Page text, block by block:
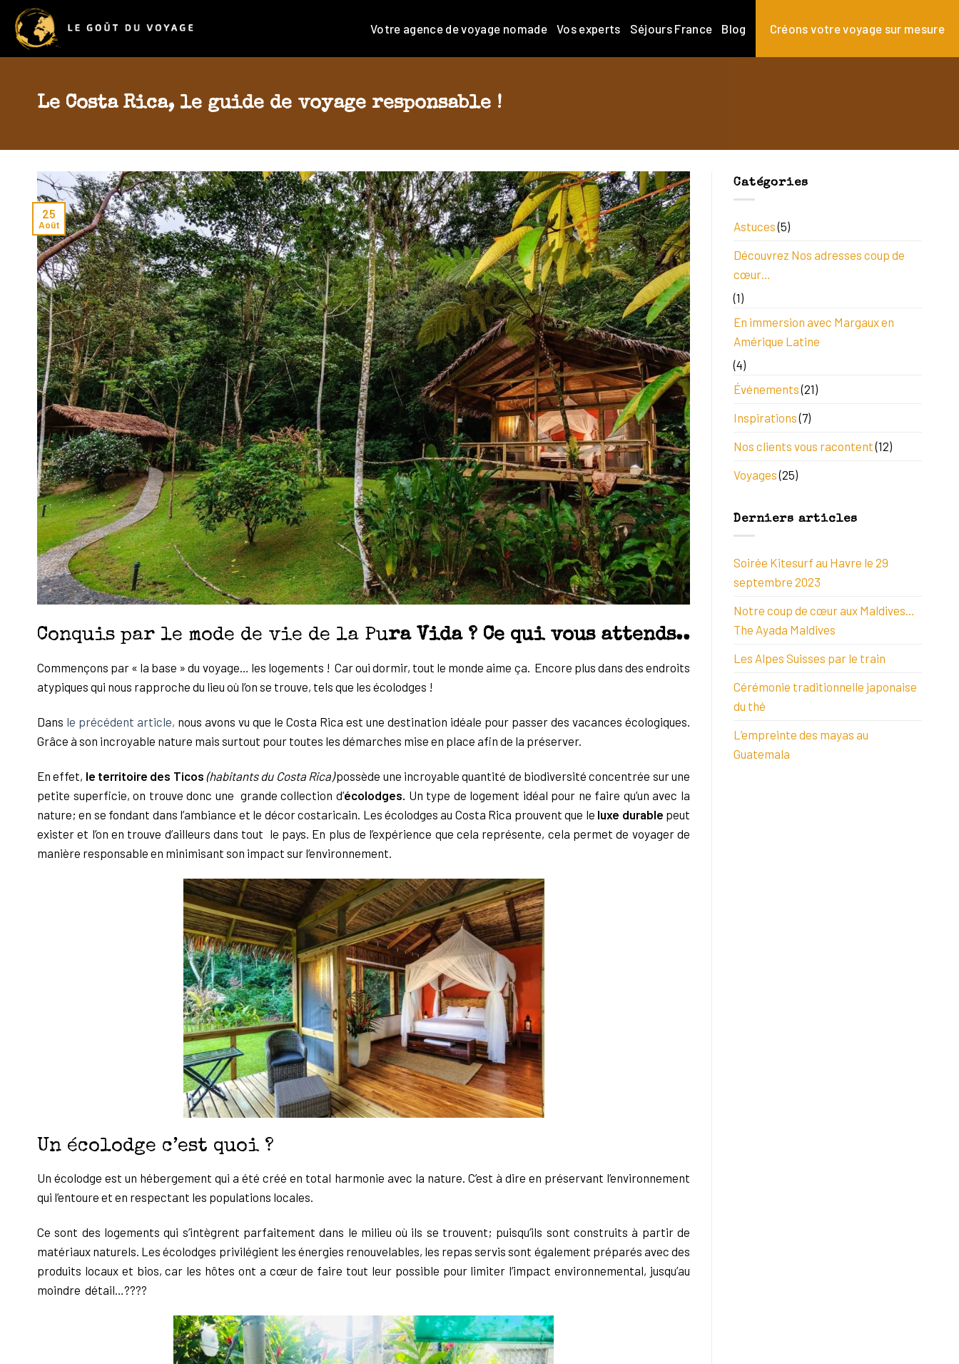
Skip
content
Votre agence de voyage nomade Vos experts Séjours France Blog Créons votre voyage sur mesure
Le Costa Rica, le guide de voyage responsable !
25
Août
Conquis par le mode de vie de la Pura Vida ? Ce qui vous attends..
Commençons par « la base » du voyage… les logements ! Car oui dormir, tout le monde aime ça. Encore plus dans des endroits
atypiques qui nous rapproche du lieu où l’on se trouve, tels que les écolodges !
Dans le précédent article, nous avons vu que le Costa Rica est une destination idéale pour passer des vacances écologiques.
Grâce à son incroyable nature mais surtout pour toutes les démarches mise en place afin de la préserver.
En effet, le territoire des Ticos (habitants du Costa Rica)possède une incroyable quantité de biodiversité concentrée sur une
petite superficie, on trouve donc une grande collection d’écolodges. Un type de logement idéal pour ne faire qu’un avec la
nature; en se fondant dans l’ambiance et le décor costaricain. Les écolodges au Costa Rica prouvent que le luxe durable peut
exister et l’on en trouve d’ailleurs dans tout le pays. En plus de l’expérience que cela représente, cela permet de voyager de
manière responsable en minimisant son impact sur l’environnement.
Un écolodge c’est quoi ?
Un écolodge est un hébergement qui a été créé en total harmonie avec la nature. C’est à dire en préservant l’environnement
qui l’entoure et en respectant les populations locales.
Ce sont des logements qui s’intègrent parfaitement dans le milieu où ils se trouvent; puisqu’ils sont construits à partir de
matériaux naturels. Les écolodges privilégient les énergies renouvelables, les repas servis sont également préparés avec des
produits locaux et bios, car les hôtes ont a cœur de faire tout leur possible pour limiter l’impact environnemental, jusqu’au
moindre détail…????
Catégories
Astuces(5)
Découvrez Nos adresses coup de
cœur…
(1)
En immersion avec Margaux en
Amérique Latine
(4)
Événements(21)
Inspirations(7)
Nos clients vous racontent(12)
Voyages(25)
Derniers articles
Soirée Kitesurf au Havre le 29
septembre 2023
Notre coup de cœur aux Maldives…
The Ayada Maldives
Les Alpes Suisses par le train
Cérémonie traditionnelle japonaise
du thé
L’empreinte des mayas au
Guatemala